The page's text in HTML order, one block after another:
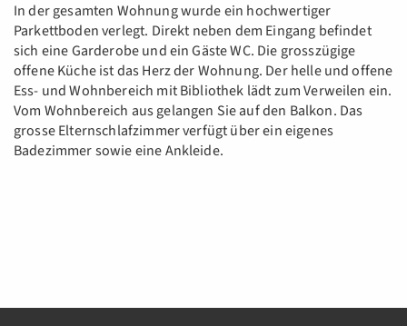
In der gesamten Wohnung wurde ein hochwertiger
Parkettboden verlegt. Direkt neben dem Eingang befindet
sich eine Garderobe und ein Gäste WC. Die grosszügige
offene Küche ist das Herz der Wohnung. Der helle und offene
Ess- und Wohnbereich mit Bibliothek lädt zum Verweilen ein.
Vom Wohnbereich aus gelangen Sie auf den Balkon. Das
grosse Elternschlafzimmer verfügt über ein eigenes
Badezimmer sowie eine Ankleide.